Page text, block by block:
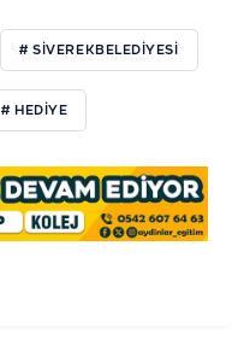
# SİVEREKBELEDİYESİ
# HEDİYE